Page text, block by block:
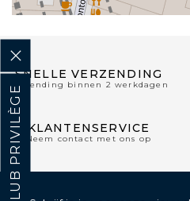
SNELLE VERZENDING
Verzending binnen 2 werkdagen
KLANTENSERVICE
Neem contact met ons op
CLUB PRIVILÈGE